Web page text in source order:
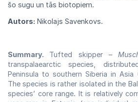
šo sugu un tās biotopiem.
Autors: Nikolajs Savenkovs.
Summary. Tufted skipper –
transpalaearctic species,
Peninsula to southern Siberia in Asia
The species is rather isolated in the
species’ core range. It is relatively